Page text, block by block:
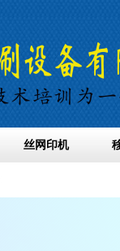
丝网印机